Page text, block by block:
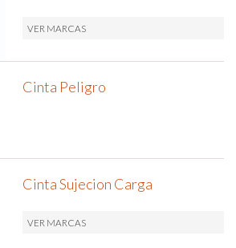
VER MARCAS
Cinta Peligro
Cinta Sujecion Carga
VER MARCAS